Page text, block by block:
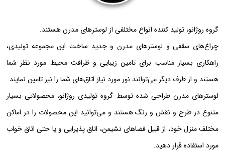
گروه روژانو، تولید کننده انواع مختلفی از لوسترهای مدرن هستند.
چراغ‌های سقفی و لوسترهای مدرن و جدید ساخت این مجموعه تولیدی،
راهکاری بسیار مناسب برای تامین زیبایی و ظرافت محیط مورد نظر شما
هستند و از طرف دیگر می‌توانند نور مورد نیاز اتاق‌های شما را نیز تامین نمایند.
لوسترهای مدرن طراحی شده توسط گروه تولیدی روژانو، محصولاتی بسیار
متنوع در طرح و نقش و رنگ هستند و می‌توانید این محصولات را در اماکن
مختلف منزل خود، از قبیل فضاهای نشیمن، اتاق پذیرایی و یا حتی اتاق خواب
مورد استفاده قرار دهید.